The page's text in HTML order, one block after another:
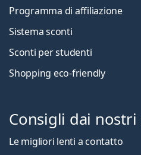
Programma di affiliazione
Sistema sconti
Sconti per studenti
Shopping eco-friendly
Consigli dai nostri
Le migliori lenti a contatto